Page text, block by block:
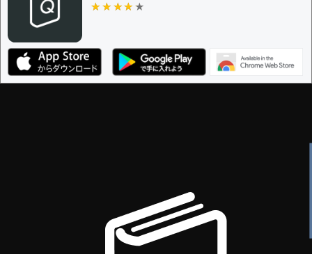
ザー
決定に必要な投票数 -
編集ガイドライン
★★★★★
★★★★★